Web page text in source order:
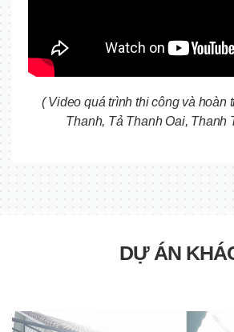
( Video quá trình thi công và hoàn
Thanh, Tả Thanh Oai, Thanh
DỰ ÁN